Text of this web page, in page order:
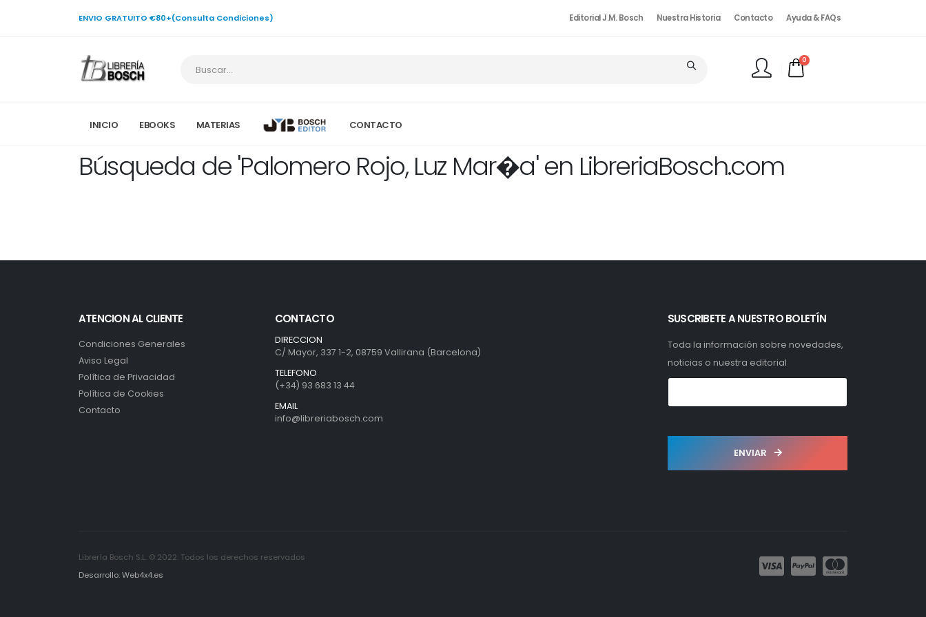
ENVIO GRATUITO €80+(Consulta Condiciones) Editorial J.M. Bosch Nuestra Historia Contacto Ayuda & FAQs
0
INICIO EBOOKS MATERIAS CONTACTO
Búsqueda de 'Palomero Rojo, Luz Mar�a' en LibreriaBosch.com
ATENCION AL CLIENTE
Condiciones Generales
Aviso Legal
Política de Privacidad
Política de Cookies
Contacto
CONTACTO
DIRECCION
C/ Mayor, 337 1-2, 08759 Vallirana (Barcelona)
TELEFONO
(+34) 93 683 13 44
EMAIL
info@libreriabosch.com
SUSCRIBETE A NUESTRO BOLETÍN
Toda la información sobre novedades,
noticias o nuestra editorial
ENVIAR
Librería Bosch S.L. © 2022. Todos los derechos reservados
Desarrollo: Web4x4.es